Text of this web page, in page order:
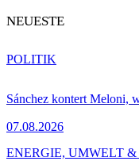
NEUESTE
Sánchez kontert Meloni,
07.08.2026
POLITIK
ENERGIE, UMWELT &